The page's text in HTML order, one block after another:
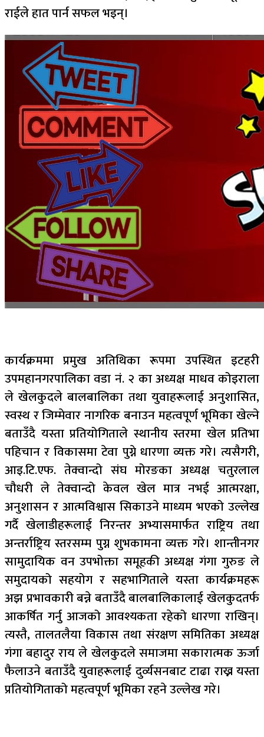
राईले हात पार्न सफल भइन्।
कार्यक्रममा प्रमुख अतिथिका रूपमा उपस्थित इटहरी
उपमहानगरपालिका वडा नं. २ का अध्यक्ष माधव कोइराला
ले खेलकुदले बालबालिका तथा युवाहरूलाई अनुशासित,
स्वस्थ र जिम्मेवार नागरिक बनाउन महत्वपूर्ण भूमिका खेल्ने
बताउँदै यस्ता प्रतियोगिताले स्थानीय स्तरमा खेल प्रतिभा
पहिचान र विकासमा टेवा पुग्ने धारणा व्यक्त गरे। त्यसैगरी,
आइ.टि.एफ. तेक्वान्दो संघ मोरङका अध्यक्ष चतुरलाल
चौधरी ले तेक्वान्दो केवल खेल मात्र नभई आत्मरक्षा,
अनुशासन र आत्मविश्वास सिकाउने माध्यम भएको उल्लेख
गर्दै खेलाडीहरूलाई निरन्तर अभ्यासमार्फत राष्ट्रिय तथा
अन्तर्राष्ट्रिय स्तरसम्म पुग्न शुभकामना व्यक्त गरे। शान्तीनगर
सामुदायिक वन उपभोक्ता समूहकी अध्यक्ष गंगा गुरुङ ले
समुदायको सहयोग र सहभागिताले यस्ता कार्यक्रमहरू
अझ प्रभावकारी बन्ने बताउँदै बालबालिकालाई खेलकुदतर्फ
आकर्षित गर्नु आजको आवश्यकता रहेको धारणा राखिन्।
त्यस्तै, तालतलैया विकास तथा संरक्षण समितिका अध्यक्ष
गंगा बहादुर राय ले खेलकुदले समाजमा सकारात्मक ऊर्जा
फैलाउने बताउँदै युवाहरूलाई दुर्व्यसनबाट टाढा राख्न यस्ता
प्रतियोगिताको महत्वपूर्ण भूमिका रहने उल्लेख गरे।